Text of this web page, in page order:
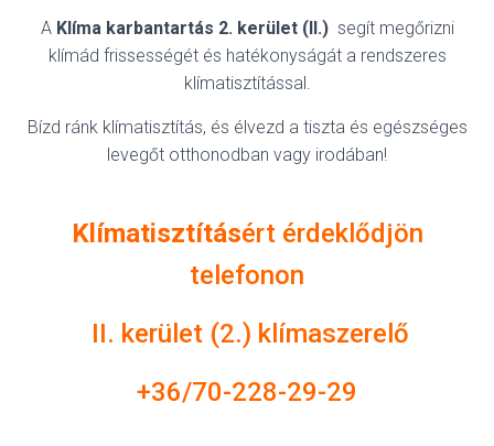
A Klíma karbantartás 2. kerület (II.)segít megőrizni
klímád frissességét és hatékonyságát a rendszeres
klímatisztítással.
Bízd ránk klímatisztítás, és élvezd a tiszta és egészséges
levegőt otthonodban vagy irodában!
Klímatisztításért érdeklődjön
telefonon
II. kerület (2.) klímaszerelő
+36/70-228-29-29